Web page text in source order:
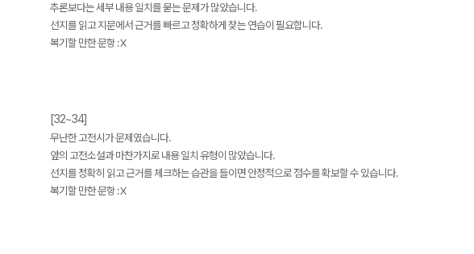
추론보다는 세부 내용 일치를 묻는 문제가 많았습니다.
선지를 읽고 지문에서 근거를 빠르고 정확하게 찾는 연습이 필요합니다.
복기할 만한 문항 : X
[32~34]
무난한 고전시가 문제였습니다.
앞의 고전소설과 마찬가지로 내용 일치 유형이 많았습니다.
선지를 정확히 읽고 근거를 체크하는 습관을 들이면 안정적으로 점수를 확보할 수 있습니다.
복기할 만한 문항 : X